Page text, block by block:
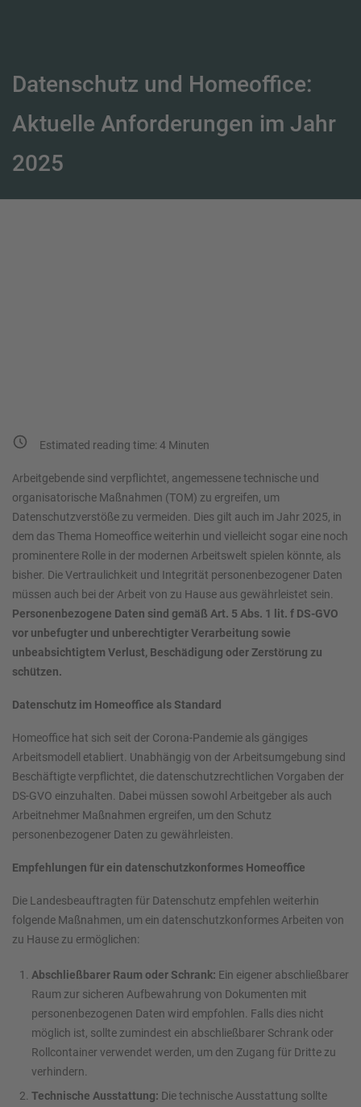
Datenschutz und Homeoffice:
Aktuelle Anforderungen im Jahr
2025
Estimated reading time: 4 Minuten
Arbeitgebende sind verpflichtet, angemessene technische und
organisatorische Maßnahmen (TOM) zu ergreifen, um
Datenschutzverstöße zu vermeiden. Dies gilt auch im Jahr 2025, in
dem das Thema Homeoffice weiterhin und vielleicht sogar eine noch
prominentere Rolle in der modernen Arbeitswelt spielen könnte, als
bisher. Die Vertraulichkeit und Integrität personenbezogener Daten
müssen auch bei der Arbeit von zu Hause aus gewährleistet sein.
Personenbezogene Daten sind gemäß Art. 5 Abs. 1 lit. f DS-GVO
vor unbefugter und unberechtigter Verarbeitung sowie
unbeabsichtigtem Verlust, Beschädigung oder Zerstörung zu
schützen.
Datenschutz im Homeoffice als Standard
Homeoffice hat sich seit der Corona-Pandemie als gängiges
Arbeitsmodell etabliert. Unabhängig von der Arbeitsumgebung sind
Beschäftigte verpflichtet, die datenschutzrechtlichen Vorgaben der
DS-GVO einzuhalten. Dabei müssen sowohl Arbeitgeber als auch
Arbeitnehmer Maßnahmen ergreifen, um den Schutz
personenbezogener Daten zu gewährleisten.
Empfehlungen für ein datenschutzkonformes Homeoffice
Die Landesbeauftragten für Datenschutz empfehlen weiterhin
folgende Maßnahmen, um ein datenschutzkonformes Arbeiten von
zu Hause zu ermöglichen:
Abschließbarer Raum oder Schrank: Ein eigener abschließbarer
Raum zur sicheren Aufbewahrung von Dokumenten mit
personenbezogenen Daten wird empfohlen. Falls dies nicht
möglich ist, sollte zumindest ein abschließbarer Schrank oder
Rollcontainer verwendet werden, um den Zugang für Dritte zu
verhindern.
Technische Ausstattung: Die technische Ausstattung sollte